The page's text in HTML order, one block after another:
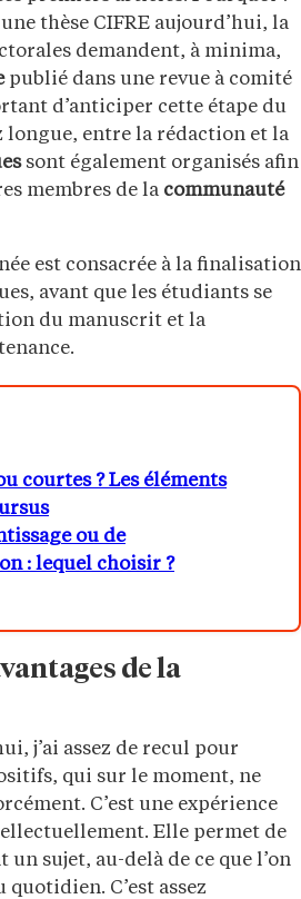
thèse CIFRE aujourd’hui, la
demandent, à minima,
publié dans une revue à comité
d’anticiper cette étape du
longue, entre la rédaction et la
sont également organisés afin
membres de la communauté
est consacrée à la finalisation
avant que les étudiants se
du manuscrit et la
courtes ? Les éléments
ou de
: lequel choisir ?
de la
j’ai assez de recul pour
qui sur le moment, ne
C’est une expérience
Elle permet de
un sujet, au-delà de ce que l’on
C’est assez